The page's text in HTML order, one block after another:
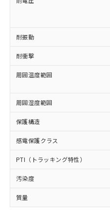
耐振動
耐衝撃
周囲温度範囲
周囲湿度範囲
保護構造
感電保護クラス
PTI（トラッキング特性）
汚染度
質量
在庫状況およ
記載している更
タに基づき作
覧された時点
準価格とは異
正式な納期状況
様のお取引先
ムロン制御機
オムロン制御
販売ネ
在庫状況および
事前の承諾な
示しないようお
マイパーツ機
ビス）をご利
メンバーズにご
むを得ず変更するこ
六価クロム(Cr(Ⅵ))
類(PBB) 1000ppm以下、
(PBDE) 1000ppm以下、フ
ル) (DEHP)(別名：DOP)
ルベンジル（BBP）
（DBP） 1000ppm以下
適用除外項目は除く。
フタル酸エステル類の４
図的な使用がないことを確
部品在庫の切り替え
月が前後することが
「－」：未確認です
*中国RoHS10物質の基準
Pb(鉛) :1000ppm、 Hg(水
Cr(Ⅵ)(六価クロム) :
DBP(フタル酸ジブチル) :
イソブチル) : 1000ppm、
DEHP(フタル酸ビス(2-エチ
※2 環境保護使用期
「ｅ」：有害物質（
準値以下であること
「10」：通常の使用
質が外部に漏えいし
及ぼさない年数を意
「－」：未確認です
い合わせください。
為替および外
（以下｢規制貨
または国外へ
国政府の輸出
可)を取得する
当社は規制貨
全に破砕する
いよう必要な
当社は貴社製品
ル、化学兵器
武器並びにこ
当社は、貴社製
場合は、上記1
該第三者に通知
販売先および
法に輸出する
り引きをいた
一定数以
一定数に
在庫なし(
いては、
たはお客
機器販売店
受注生産機
情報を公